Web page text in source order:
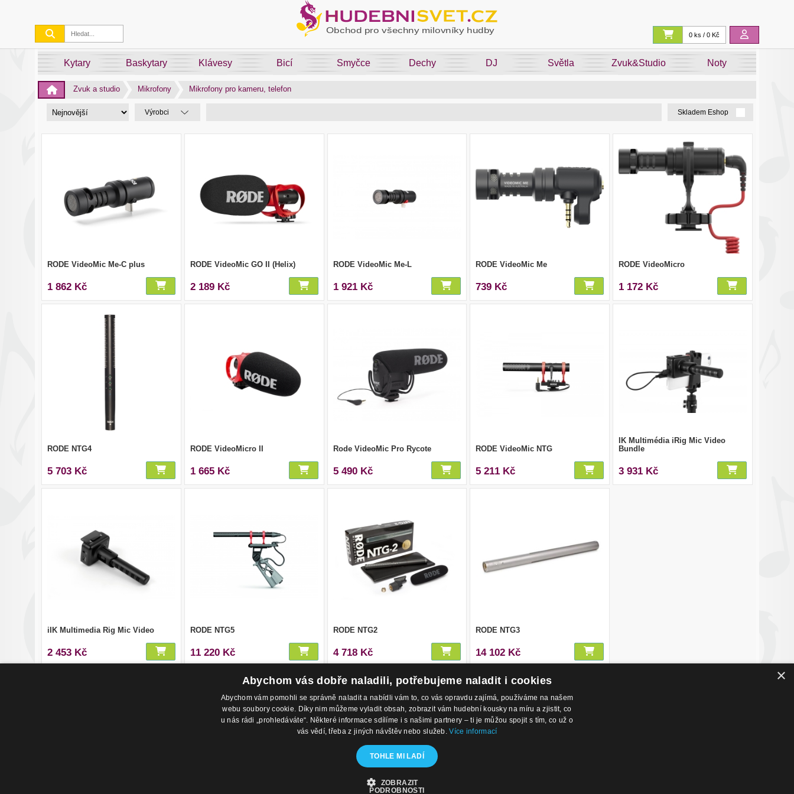
0 ks / 0 Kč
Kytary Baskytary Klávesy Bicí Smyčce Dechy DJ Světla Zvuk&Studio Noty
Zvuk a studio Mikrofony Mikrofony pro kameru, telefon
Výrobci Skladem Eshop
RODE VideoMic Me-C plus
1 862 Kč
RODE VideoMic GO II (Helix)
2 189 Kč
RODE VideoMic Me-L
1 921 Kč
RODE VideoMic Me
739 Kč
RODE VideoMicro
1 172 Kč
RODE NTG4
5 703 Kč
RODE VideoMicro II
1 665 Kč
Rode VideoMic Pro Rycote
5 490 Kč
RODE VideoMic NTG
5 211 Kč
IK Multimédia iRig Mic Video
Bundle
3 931 Kč
iIK Multimedia Rig Mic Video
2 453 Kč
RODE NTG5
11 220 Kč
RODE NTG2
4 718 Kč
RODE NTG3
14 102 Kč
1
Kontakty
Prodejna: +420 596 113 012
eshop@hudebnisvet.cz
×
Abychom vás dobře naladili, potřebujeme naladit i cookies
Abychom vám pomohli se správně naladit a nabídli vám to, co vás opravdu zajímá, používáme na našem
webu soubory cookie. Díky nim můžeme vyladit obsah, zobrazit vám hudební kousky na míru a zjistit, co
u nás rádi „prohledáváte“. Některé informace sdílíme i s našimi partnery – ti je můžou spojit s tím, co už o
vás vědí, třeba z jiných návštěv nebo služeb.Více informací
TOHLE MI LADÍ
ZOBRAZIT
PODROBNOSTI